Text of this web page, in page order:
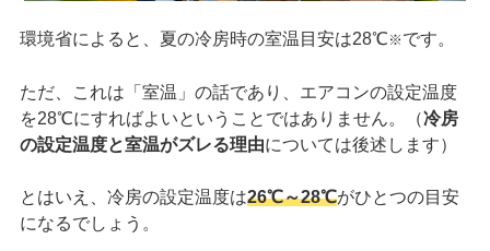
環境省によると、夏の冷房時の室温目安は28℃ ※ です。
ただ、これは「室温」の話であり、エアコンの設定温度
を28℃にすればよいということではありません。（冷房
の設定温度と室温がズレる理由については後述します）
とはいえ、冷房の設定温度は26℃～28℃がひとつの目安
になるでしょう。